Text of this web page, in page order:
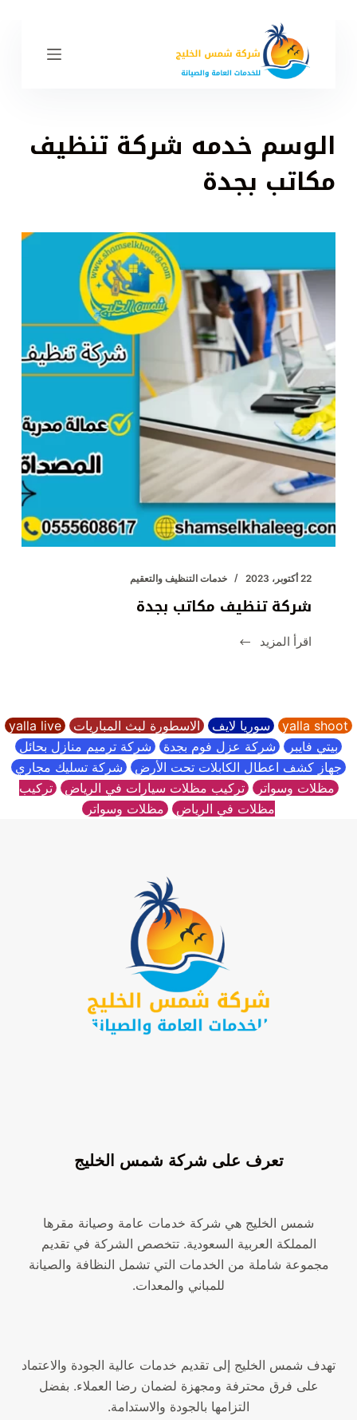
الوسم خدمه شركة تنظيف
مكاتب بجدة
22 أكتوبر، 2023 خدمات التنظيف والتعقيم
شركة تنظيف مكاتب بجدة
اقرأ المزيد
شركة
yalla shoot سوريا لايف الاسطورة لبث المباريات yalla live
بيتي فايبر شركة عزل فوم بجدة شركة ترميم منازل بحائل
جهاز كشف اعطال الكابلات تحت الأرض شركة تسليك مجاري
مظلات وسواتر تركيب مظلات سيارات في الرياض تركيب
مظلات في الرياض مظلات وسواتر
تعرف على شركة شمس الخليج
شمس الخليج هي شركة خدمات عامة وصيانة مقرها
المملكة العربية السعودية. تتخصص الشركة في تقديم
مجموعة شاملة من الخدمات التي تشمل النظافة والصيانة
للمباني والمعدات.
تهدف شمس الخليج إلى تقديم خدمات عالية الجودة والاعتماد
على فرق محترفة ومجهزة لضمان رضا العملاء. بفضل
التزامها بالجودة والاستدامة.